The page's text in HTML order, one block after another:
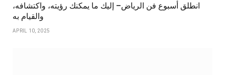
انطلق أسبوع فن الرياض– إليك ما يمكنك رؤيته، واكتشافه،
والقيام به
APRIL 10, 2025